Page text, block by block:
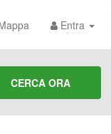
Entra
CERCA ORA